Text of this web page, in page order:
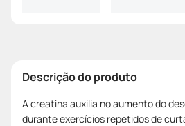
Descrição do produto
A creatina auxilia no aumento do
durante exercícios repetidos de